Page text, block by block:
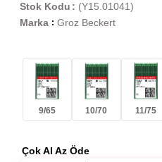
(Y15.01041)
Stok Kodu
Marka : Groz Beckert
9/65 10/70 11/75
Çok Al Az Öde